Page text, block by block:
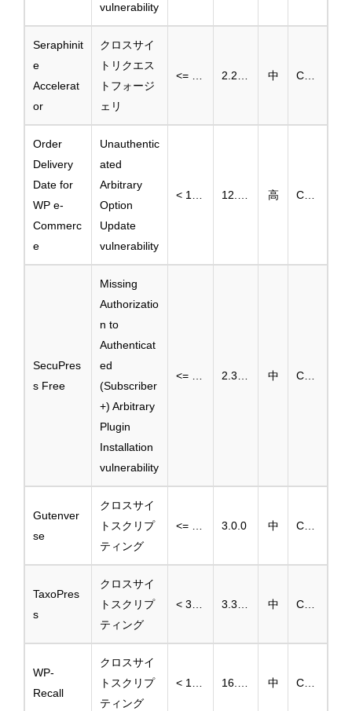
vulnerability
Seraphinit
e
Accelerat
or
クロスサイ
トリクエス
トフォージ
ェリ
中
Order
Delivery
Date for
WP e-
Commerc
e
Unauthentic
ated
Arbitrary
Option
Update
vulnerability
高
SecuPres
s Free
Missing
Authorizatio
n to
Authenticat
ed
(Subscriber
+) Arbitrary
Plugin
Installation
vulnerability
中
Gutenver
se
クロスサイ
トスクリプ
ティング
3.0.0 中
TaxoPres
s
クロスサイ
トスクリプ
ティング
中
WP-
Recall
クロスサイ
トスクリプ
ティング
中